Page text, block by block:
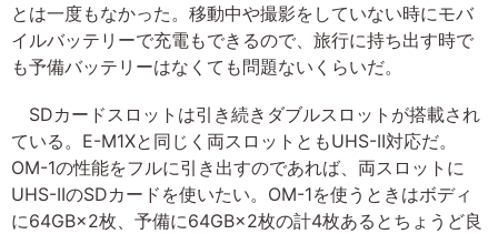
とは一度もなかった。移動中や撮影をしていない時にモバ
イルバッテリーで充電もできるので、旅行に持ち出す時で
も予備バッテリーはなくても問題ないくらいだ。
SDカードスロットは引き続きダブルスロットが搭載され
ている。E-M1Xと同じく両スロットともUHS-II対応だ。
OM-1の性能をフルに引き出すのであれば、両スロットに
UHS-IIのSDカードを使いたい。OM-1を使うときはボディ
に64GB×2枚、予備に64GB×2枚の計4枚あるとちょうど良